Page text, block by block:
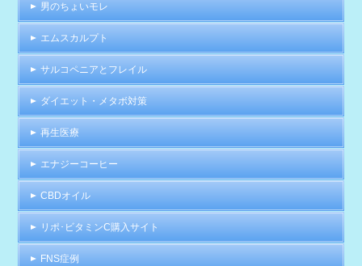
男のちょいモレ
エムスカルプト
サルコペニアとフレイル
ダイエット・メタボ対策
再生医療
エナジーコーヒー
CBDオイル
リポ･ビタミンC購入サイト
FNS症例